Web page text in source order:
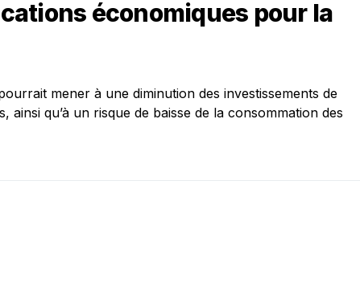
économiques pour la
mener à une diminution des investissements de
ainsi qu’à un risque de baisse de la consommation des